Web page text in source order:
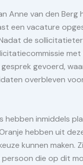
Anne van den Berg
een vacature
de
met
gevoerd,
overbleven
hebben inmiddels
hebben uit
kunnen maken.
die op dit